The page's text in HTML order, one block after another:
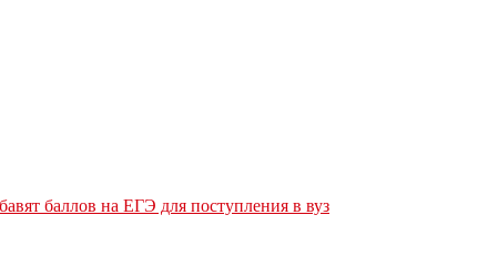
баллов на ЕГЭ для поступления в вуз